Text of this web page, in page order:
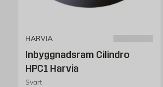
HARVIA
Inbyggnadsram Cilindro
HPC1 Harvia
Svart